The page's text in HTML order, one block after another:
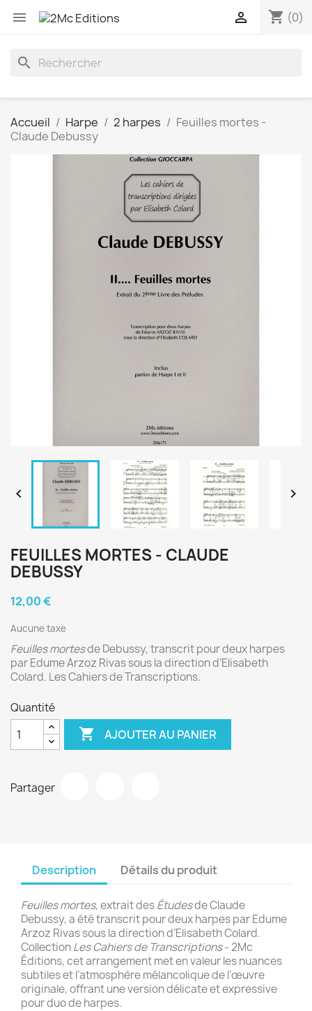
 shopping_cart (0)

search
Accueil Harpe 2 harpes
Feuilles mortes -
Claude Debussy
 
FEUILLES MORTES - CLAUDE
DEBUSSY
12,00 €
Aucune taxe
Feuilles mortesde Debussy, transcrit pour deux harpes
par Edume Arzoz Rivas sous la direction d’Elisabeth
Colard. Les Cahiers de Transcriptions.
Quantité
 AJOUTER AU PANIER
Partager
Description Détails du produit
Feuilles mortes, extrait desÉtudesde Claude
Debussy, a été transcrit pour deux harpes par Edume
Arzoz Rivas sous la direction d’Elisabeth Colard.
CollectionLes Cahiers de Transcriptions- 2Mc
Éditions, cet arrangement met en valeur les nuances
subtiles et l’atmosphère mélancolique de l’œuvre
originale, offrant une version délicate et expressive
pour duo de harpes.